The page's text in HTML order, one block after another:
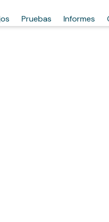
Pruebas Informes